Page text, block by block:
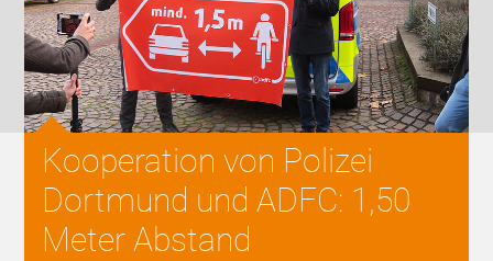
Kooperation von Polizei
Dortmund und ADFC: 1,50
Meter Abstand